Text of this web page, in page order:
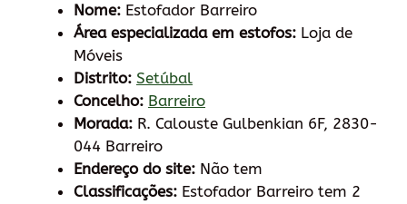
Nome: Estofador Barreiro
Área especializada em estofos: Loja de
Móveis
Distrito: Setúbal
Concelho: Barreiro
Morada: R. Calouste Gulbenkian 6F, 2830-
044 Barreiro
Endereço do site: Não tem
Classificações: Estofador Barreiro tem 2